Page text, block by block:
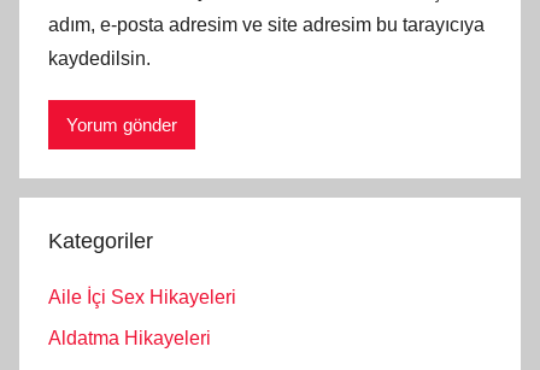
adım, e-posta adresim ve site adresim bu tarayıcıya
kaydedilsin.
Kategoriler
Aile İçi Sex Hikayeleri
Aldatma Hikayeleri